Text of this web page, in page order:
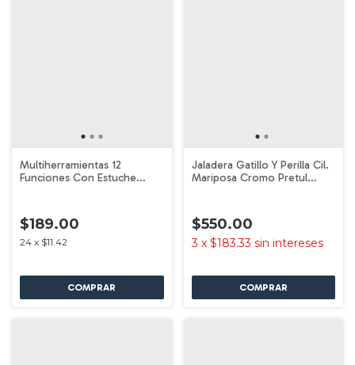
Multiherramientas 12
Funciones Con Estuche
$189.00
24 x $11.42
Jaladera Gatillo Y Perilla Cil.
Mariposa Cromo Pretul
$550.00
3 x $183.33 sin intereses